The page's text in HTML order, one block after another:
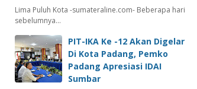
Lima Puluh Kota -sumateraline.com- Beberapa hari
sebelumnya…
PIT-IKA Ke -12 Akan Digelar
Di Kota Padang, Pemko
Padang Apresiasi IDAI
Sumbar